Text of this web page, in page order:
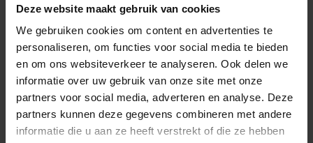
Deze website maakt gebruik van cookies
We gebruiken cookies om content en advertenties te
personaliseren, om functies voor social media te bieden
en om ons websiteverkeer te analyseren. Ook delen we
informatie over uw gebruik van onze site met onze
partners voor social media, adverteren en analyse. Deze
partners kunnen deze gegevens combineren met andere
informatie die u aan ze heeft verstrekt of die ze hebben
DOWNLOADS